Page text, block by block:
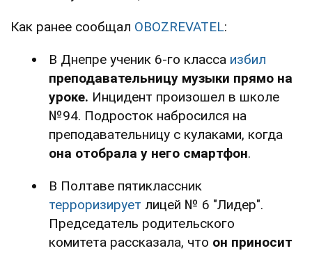
Как ранее сообщал OBOZREVATEL:
В Днепре ученик 6-го класса избил
преподавательницу музыки прямо на
уроке. Инцидент произошел в школе
№94. Подросток набросился на
преподавательницу с кулаками, когда
она отобрала у него смартфон.
В Полтаве пятиклассник
терроризирует лицей № 6 "Лидер".
Председатель родительского
комитета рассказала, что он приносит